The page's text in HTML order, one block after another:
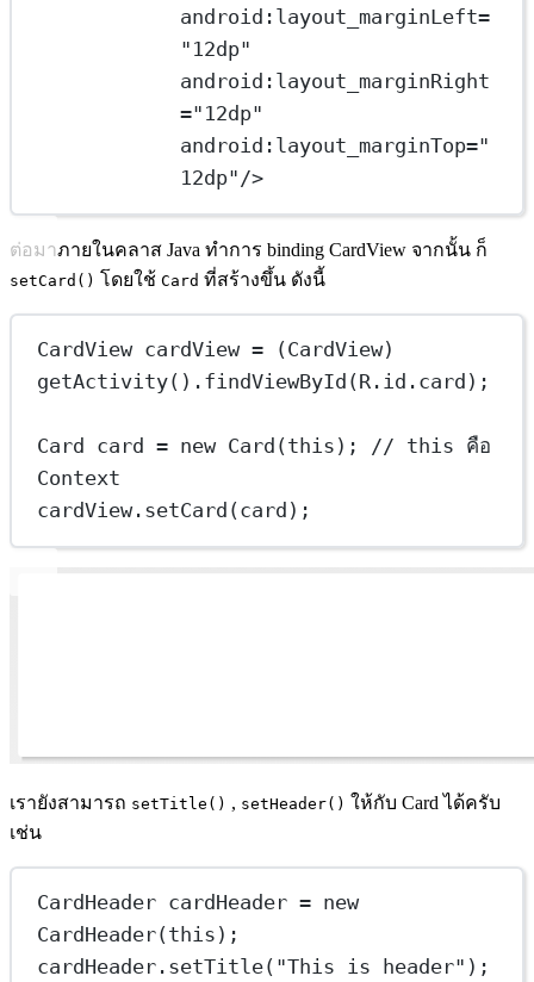
android:layout_marginLeft=
"12dp"
android:layout_marginRight
="12dp"
android:layout_marginTop="
12dp" />
ต่อมาภายในคลาส Java ทำการ binding CardView จากนั้น ก็
setCard() โดยใช้ Card ที่สร้างขึ้น ดังนี้
CardView cardView = (CardView)
getActivity().findViewById(R.id.card);
Card card = new Card(this); // this คือ
Context
cardView.setCard(card);
เรายังสามารถ setTitle() , setHeader() ให้กับ Card ได้ครับ
เช่น
CardHeader cardHeader = new
CardHeader(this );
cardHeader. setTitle( "This is header" );